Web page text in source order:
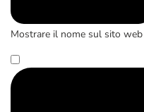
Mostrare il nome sul sito web